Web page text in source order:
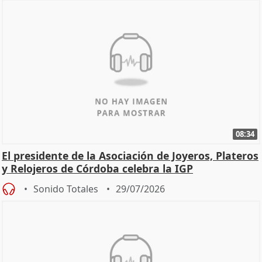
08:34
El presidente de la Asociación de Joyeros, Plateros
y Relojeros de Córdoba celebra la IGP
Sonido Totales 29/07/2026